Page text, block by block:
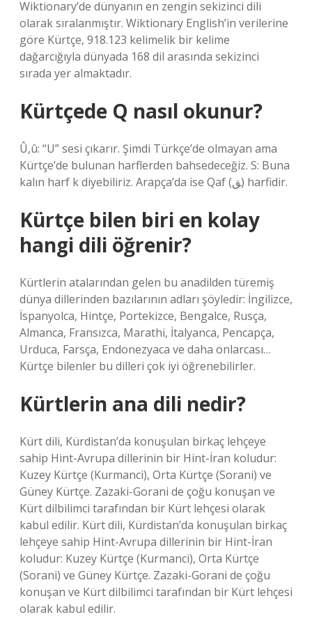
Wiktionary’de dünyanın en zengin sekizinci dili
olarak sıralanmıştır. Wiktionary English’in verilerine
göre Kürtçe, 918.123 kelimelik bir kelime
dağarcığıyla dünyada 168 dil arasında sekizinci
sırada yer almaktadır.
Kürtçede Q nasıl okunur?
Û,û: “U” sesi çıkarır. Şimdi Türkçe’de olmayan ama
Kürtçe’de bulunan harflerden bahsedeceğiz. S: Buna
kalın harf k diyebiliriz. Arapça’da ise Qaf (ﻖ) harfidir.
Kürtçe bilen biri en kolay
hangi dili öğrenir?
Kürtlerin atalarından gelen bu anadilden türemiş
dünya dillerinden bazılarının adları şöyledir: İngilizce,
İspanyolca, Hintçe, Portekizce, Bengalce, Rusça,
Almanca, Fransızca, Marathi, İtalyanca, Pencapça,
Urduca, Farsça, Endonezyaca ve daha onlarcası…
Kürtçe bilenler bu dilleri çok iyi öğrenebilirler.
Kürtlerin ana dili nedir?
Kürt dili, Kürdistan’da konuşulan birkaç lehçeye
sahip Hint-Avrupa dillerinin bir Hint-İran koludur:
Kuzey Kürtçe (Kurmanci), Orta Kürtçe (Sorani) ve
Güney Kürtçe. Zazaki-Gorani de çoğu konuşan ve
Kürt dilbilimci tarafından bir Kürt lehçesi olarak
kabul edilir. Kürt dili, Kürdistan’da konuşulan birkaç
lehçeye sahip Hint-Avrupa dillerinin bir Hint-İran
koludur: Kuzey Kürtçe (Kurmanci), Orta Kürtçe
(Sorani) ve Güney Kürtçe. Zazaki-Gorani de çoğu
konuşan ve Kürt dilbilimci tarafından bir Kürt lehçesi
olarak kabul edilir.